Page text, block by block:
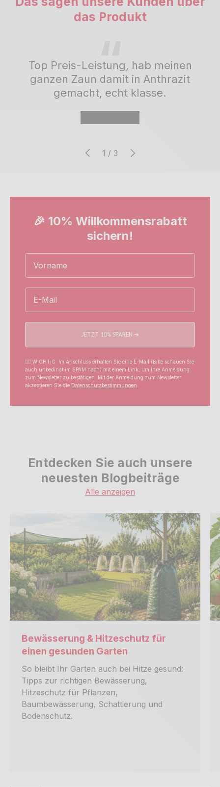
das Produkt
Top Preis-Leistung, hab meinen
ganzen Zaun damit in Anthrazit
gemacht, echt klasse.
Vorherige
1 / von
3 Nächste
🎉 10% Willkommensrabatt
sichern!
Name
Email
JETZT 10% SPAREN ➔
☝🏼 WICHTIG: Im Anschluss erhalten Sie eine E-Mail (Bitte schauen Sie
auch unbedingt im SPAM nach) mit einem Link, um Ihre Anmeldung
zum Newsletter zu bestätigen. Mit der Anmeldung zum Newsletter
akzeptieren Sie die Datenschutzbestimmungen
Entdecken Sie auch unsere
neuesten Blogbeiträge
Alle anzeigen
Bewässerung & Hitzeschutz für
einen gesunden Garten
So bleibt Ihr Garten auch bei Hitze gesund:
Tipps zur richtigen Bewässerung,
Hitzeschutz für Pflanzen,
Baumbewässerung, Schattierung und
Bodenschutz.